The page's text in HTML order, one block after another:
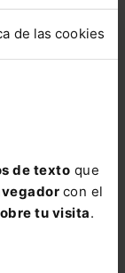
de las cookies
de texto que
con el
tu visita.